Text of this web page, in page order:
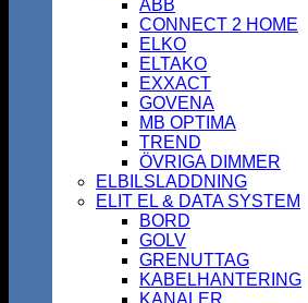
ABB
CONNECT 2 HOME
ELKO
ELTAKO
EXXACT
GOVENA
MB OPTIMA
TREND
ÖVRIGA DIMMER
ELBILSLADDNING
ELIT EL & DATA SYSTEM
BORD
GOLV
GRENUTTAG
KABELHANTERING
KANALER